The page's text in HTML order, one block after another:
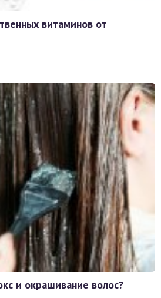
витаминов от
и окрашивание волос?